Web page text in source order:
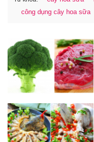
công dụng cây hoa sữa